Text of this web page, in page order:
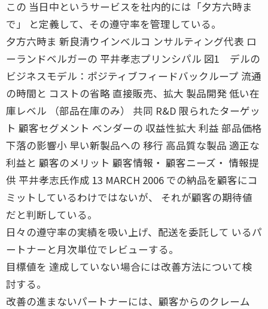
この 当日中というサービスを社内的には「夕方六時ま
で」 と定義して、その遵守率を管理している。
夕方六時ま 新良清ウインベルコ ンサルティング代表 ロ
ーランドベルガーの 平井孝志プリンシパル 図1 デルの
ビジネスモデル：ポジティブフィードバックループ 流通
の時間と コストの省略 直接販売、拡大 製品開発 低い在
庫レベル （部品在庫のみ） 共同 R&D 限られたターゲッ
ト 顧客セグメント ベンダーの 収益性拡大 利益 部品価格
下落の影響小 早い新製品への 移行 高品質な製品 適正な
利益と 顧客のメリット 顧客情報・ 顧客ニーズ・ 情報提
供 平井孝志氏作成 13 MARCH 2006 での納品を顧客にコ
ミットしているわけではないが、 それが顧客の期待値
だと判断している。
日々の遵守率の実績を吸い上げ、配送を委託して いるパ
ートナーと月次単位でレビューする。
目標値を 達成していない場合には改善方法について検
討する。
改善の進まないパートナーには、顧客からのクレーム